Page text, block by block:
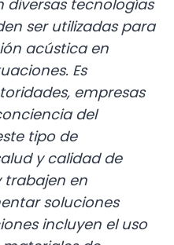
diversas tecnologías
ser utilizadas para
acústica en
Es
empresas
del
tipo de
y calidad de
trabajen en
soluciones
incluyen el uso